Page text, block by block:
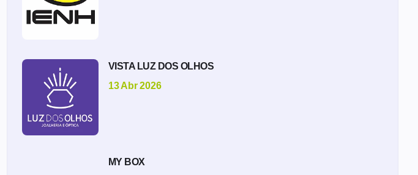
VISTA LUZ DOS OLHOS
13 Abr 2026
MY BOX